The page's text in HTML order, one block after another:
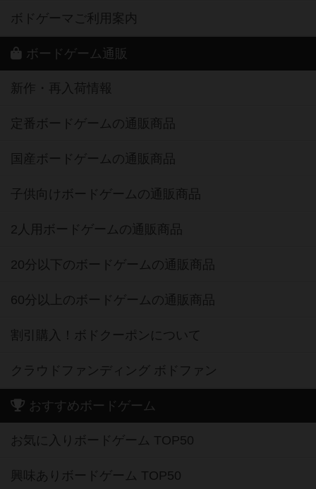
ボドゲーマご利用案内
ボードゲーム通販
新作・再入荷情報
定番ボードゲームの通販商品
国産ボードゲームの通販商品
子供向けボードゲームの通販商品
2人用ボードゲームの通販商品
20分以下のボードゲームの通販商品
60分以上のボードゲームの通販商品
割引購入！ボドクーポンについて
クラウドファンディング ボドファン
おすすめボードゲーム
お気に入りボードゲーム TOP50
興味ありボードゲーム TOP50